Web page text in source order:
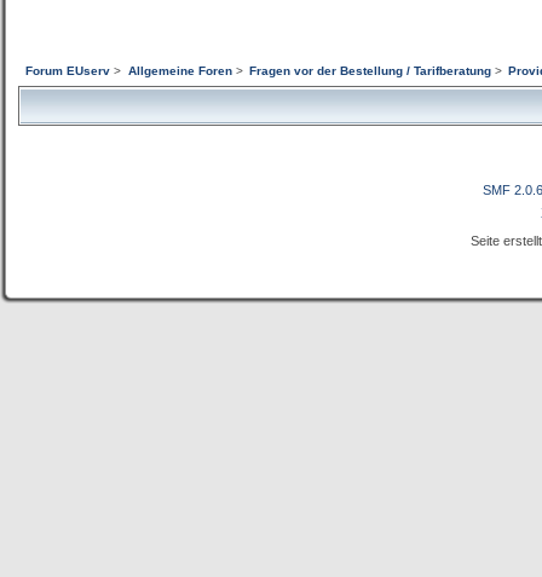
Forum EUserv > Allgemeine Foren> Fragen vor der Bestellung / Tarifberatung>
SMF 2.0.6
Seite